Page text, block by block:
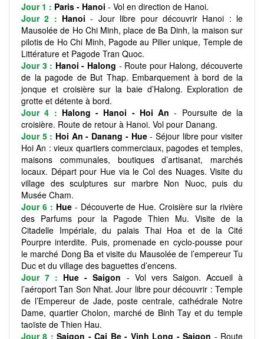
Jour 1 : Paris - Hanoi - Vol en direction de Hanoi.
Jour 2 : Hanoi- Jour libre pour découvrir Hanoi : le
Mausolée de Ho Chi Minh, place de Ba Dinh, la maison sur
pilotis de Ho Chi Minh, Pagode au Pilier unique, Temple de
Littérature et Pagode Tran Quoc.
Jour 3 : Hanoi - Halong - Route pour Halong, découverte
de la pagode de But Thap. Embarquement à bord de la
jonque et croisière sur la baie d’Halong. Exploration de
grotte et détente à bord.
Jour 4 : Halong - Hanoi - Hoi An- Poursuite de la
croisière. Route de retour à Hanoi. Vol pour Danang.
Jour 5 : Hoi An - Danang - Hue- Séjour libre pour visiter
Hoi An : vieux quartiers commerciaux, pagodes et temples,
maisons communales, boutiques d’artisanat, marchés
locaux. Départ pour Hue via le Col des Nuages. Visite du
village des sculptures sur marbre Non Nuoc, puis du
Musée Cham.
Jour 6 : Hue - Découverte de Hue. Croisière sur la rivière
des Parfums pour la Pagode Thien Mu. Visite de la
Citadelle Impériale, du palais Thai Hoa et de la Cité
Pourpre interdite. Puis, promenade en cyclo-pousse pour
le marché Dong Ba et visite du Mausolée de l’empereur Tu
Duc et du village des baguettes d’encens.
Jour 7 : Hue - Saigon - Vol vers Saigon. Accueil à
l’aéroport Tan Son Nhat. Jour libre pour découvrir : Temple
de l’Empereur de Jade, poste centrale, cathédrale Notre
Dame, quartier Cholon, marché de Binh Tay et du temple
taoïste de Thien Hau.
Jour 8 :Saigon - Cai Be - Vinh Long - Saigon - Route